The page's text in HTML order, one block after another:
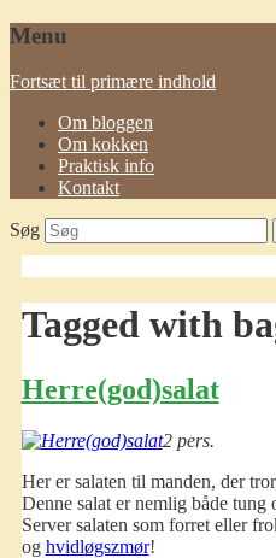
Menu
Fortsæt til primære indhold
Om bloggen
Om kokken
Praktisk info
Kontakt
Søg
Tagged with
Herre(god)salat
2 pers.
Her er salaten til manden, der
Denne salat er nemlig både
Server salaten som forret eller
og hvidløgszmør!